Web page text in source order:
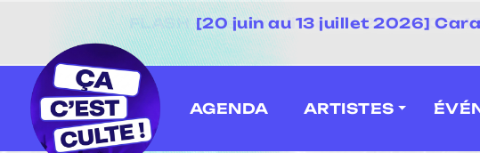
[20 juin au 13 juillet 2026]
AGENDA ARTISTES